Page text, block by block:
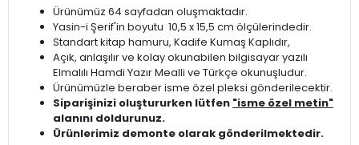
Ürünümüz 64 sayfadan oluşmaktadır.
Yasin-i Şerif'in boyutu 10,5 x 15,5 cm ölçülerindedir.
Standart kitap hamuru, Kadife Kumaş Kaplıdır,
Açık, anlaşılır ve kolay okunabilen bilgisayar yazılı
Elmalılı Hamdi Yazır Mealli ve Türkçe okunuşludur.
Ürünümüzle beraber isme özel pleksi gönderilecektir.
Siparişinizi oluştururken lütfen "isme özel metin"
alanını doldurunuz.
Ürünlerimiz demonte olarak gönderilmektedir.